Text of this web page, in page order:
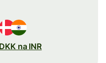
DKK na INR